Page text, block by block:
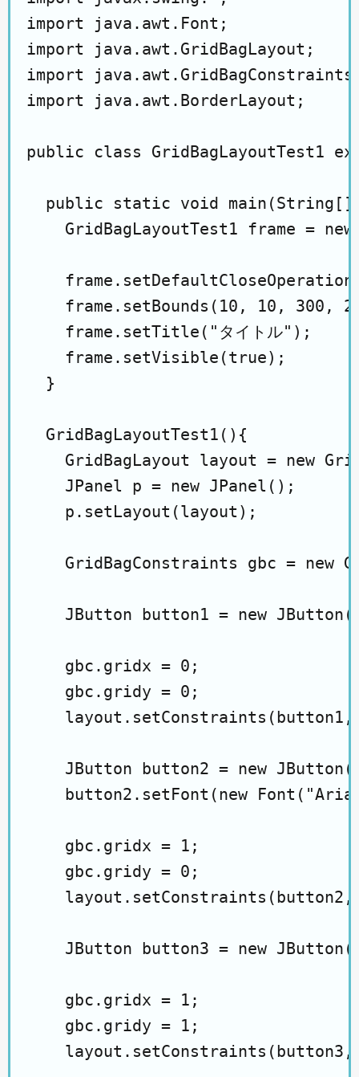
import java.awt.Font;
import java.awt.GridBagLayout;
import
import java.awt.BorderLayout;
public class GridBagLayoutTest1
public static void main(String[]
GridBagLayoutTest1 frame =
frame.setBounds(10, 10, 300,
    frame.setTitle("タイトル");
    frame.setVisible(true);
  }
  GridBagLayoutTest1(){
GridBagLayout layout = new
    JPanel p = new JPanel();
    p.setLayout(layout);
GridBagConstraints gbc = new
JButton button1 = new
    gbc.gridx = 0;
    gbc.gridy = 0;
layout.setConstraints(button1,
JButton button2 = new
button2.setFont(new
    gbc.gridx = 1;
    gbc.gridy = 0;
layout.setConstraints(button2,
JButton button3 = new
    gbc.gridx = 1;
    gbc.gridy = 1;
layout.setConstraints(button3,